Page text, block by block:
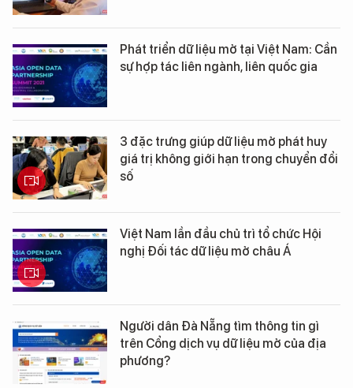
Phát triển dữ liệu mở tại Việt Nam: Cần
sự hợp tác liên ngành, liên quốc gia
3 đặc trưng giúp dữ liệu mở phát huy
giá trị không giới hạn trong chuyển đổi
số
Việt Nam lần đầu chủ trì tổ chức Hội
nghị Đối tác dữ liệu mở châu Á
Người dân Đà Nẵng tìm thông tin gì
trên Cổng dịch vụ dữ liệu mở của địa
phương?